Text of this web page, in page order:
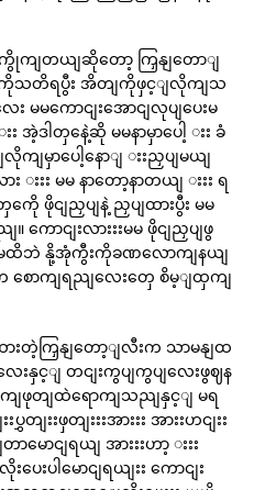
ကျတယျဆိုတော့ ကြှနျတောျ
ကိုသတိရပွီး အိတျကိုဖှင့ျလိုကျသ
မမကောငျးအောငျလုပျပေးမ
အဲ့ဒါတှနေဲ့ဆို မမနာမှာပေါ့ းး ခံ
ကျမှာပေါ့နောျ းးညှပျမယျ
း းးး မမ နာတော့နာတယျ းးး ရ
ကေို ဖိုငျညှပျနဲ့ ညှပျထားပွီး မမ
ကောငျးလားးးမမ ဖိုငျညှပျဖွ
ထိဘဲ နို့အုံကွီးကိုခဏလောကျနယျ
စောကျရညျလေးတှေ စိမ့ျထှကျ
ထားတဲ့ကြှနျတော့ျလီးက သာမနျထ
းနှင့ျ တငျးကွပျကွပျလေးဖွဈန
ကျဖုတျထဲရောကျသညျနှင့ျ မရ
ျးးဖှတျးးးအားးး အားးဟငျးး
မောငျရယျ အားးးဟာ့ းးး
ပေးပါမောငျရယျးး ကောငျး